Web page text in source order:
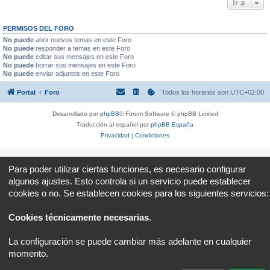
Ir a
PERMISOS DEL FORO
No puede abrir nuevos temas en este Foro
No puede responder a temas en este Foro
No puede editar sus mensajes en este Foro
No puede borrar sus mensajes en este Foro
No puede enviar adjuntos en este Foro
Portal Foro Todos los horarios son UTC+02:00
Desarrollado porphpBB® Forum Software © phpBB Limited
Traducción al español porphpBB España
Privacidad | Condiciones
Para poder utilizar ciertas funciones, es necesario configurar
algunos ajustes. Esto controla si un servicio puede establecer
cookies o no. Se establecen cookies para los siguientes servicios:
Cookies técnicamente necesarias.
La configuración se puede cambiar más adelante en cualquier
momento.